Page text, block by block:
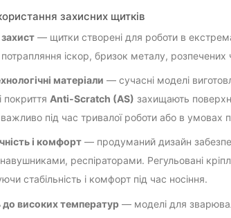
захисних щитків
— щитки створені для роботи в
іскор, бризок металу,
матеріали — сучасні моделі
покриття Anti-Scratch (AS) захищають
під час тривалої роботи або в умовах
і комфорт— продуманий дизайн
респіраторами. Регульовані
стабільність і комфорт під час носіння.
до високих температур— моделі для